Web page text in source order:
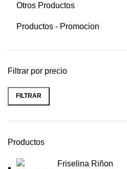
Otros Productos
Productos - Promocion
Filtrar por precio
FILTRAR
Productos
Friselina Riñon